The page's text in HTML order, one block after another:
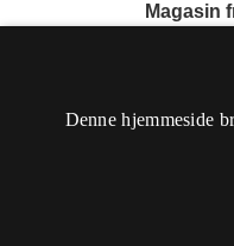
Magasin
Denne hjemmeside